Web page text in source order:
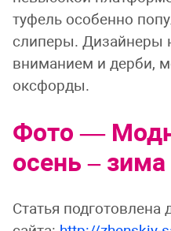
туфель особенно
слиперы. Дизайнеры
вниманием и дерби,
оксфорды.
Фото —
осень –
Статья подготовлена